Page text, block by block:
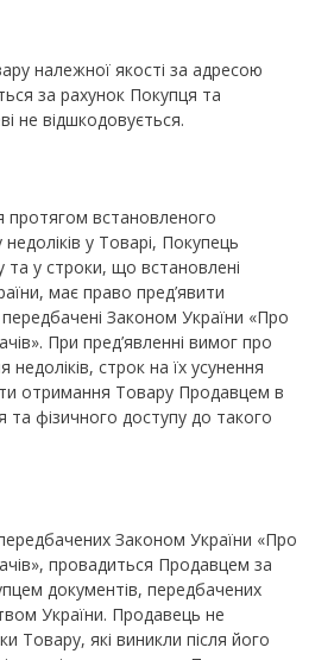
належної якості за адресою
за рахунок Покупця та
не відшкодовується.
протягом встановленого
у Товарі, Покупець
у строки, що встановлені
має право пред’явити
Законом України «Про
При пред’явленні вимог про
строк на їх усунення
отримання Товару Продавцем в
фізичного доступу до такого
Законом України «Про
провадиться Продавцем за
документів, передбачених
України. Продавець не
Товару, які виникли після його